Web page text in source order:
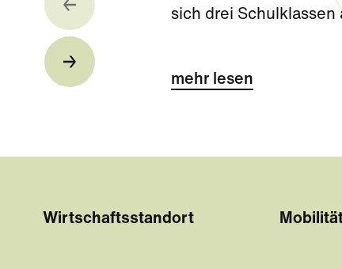
sich drei
Challenge kurz vor
mehr lesen
Wirtschaftsstandort